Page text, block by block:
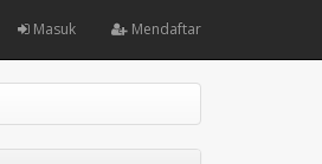
Masuk Mendaftar